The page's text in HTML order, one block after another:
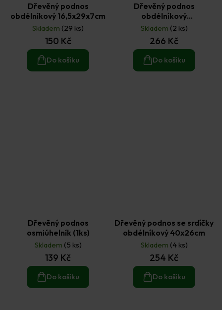
Dřevěný podnos
obdélníkový 16,5x29x7cm
Skladem (29 ks)
150 Kč
Do košíku
Dřevěný podnos
obdélníkový
38,5×24,5×5cm
Skladem (2 ks)
266 Kč
Do košíku
Dřevěný podnos
osmiúhelník (1ks)
Skladem (5 ks)
139 Kč
Do košíku
Dřevěný podnos se srdíčky
obdélníkový 40x26cm
Skladem (4 ks)
254 Kč
Do košíku